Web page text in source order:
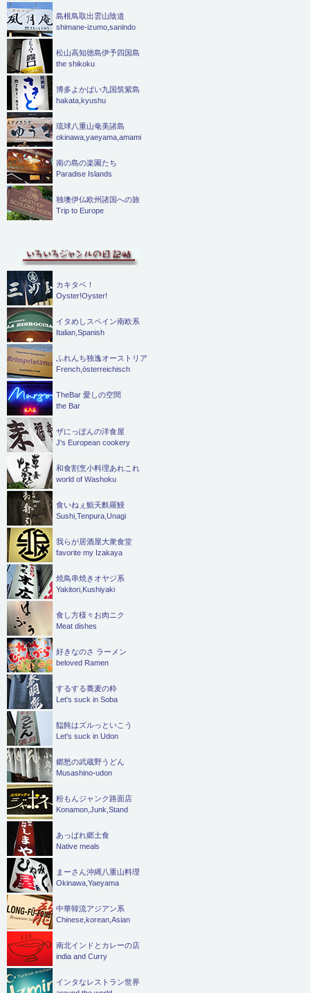
島根鳥取出雲山陰道
shimane-izumo,sanindo
松山高知徳島伊予四国島
the shikoku
博多よかばい九国筑紫島
hakata,kyushu
琉球八重山奄美諸島
okinawa,yaeyama,amami
南の島の楽園たち
Paradise Islands
独墺伊仏欧州諸国への旅
Trip to Europe
カキタベ！
Oyster!Oyster!
イタめしスペイン南欧系
Italian,Spanish
ふれんち独逸オーストリア
French,österreichisch
TheBar 愛しの空間
the Bar
ザにっぽんの洋食屋
J's European cookery
和食割烹小料理あれこれ
world of Washoku
食いねぇ鮨天麩羅鰻
Sushi,Tenpura,Unagi
我らが居酒屋大衆食堂
favorite my Izakaya
焼鳥串焼きオヤジ系
Yakitori,Kushiyaki
食し方様々お肉ニク
Meat dishes
好きなのさ ラーメン
beloved Ramen
するする蕎麦の粋
Let's suck in Soba
饂飩はズルっといこう
Let's suck in Udon
郷愁の武蔵野うどん
Musashino-udon
粉もんジャンク路面店
Konamon,Junk,Stand
あっぱれ郷土食
Native meals
まーさん沖縄八重山料理
Okinawa,Yaeyama
中華韓流アジアン系
Chinese,korean,Asian
南北インドとカレーの店
india and Curry
インタなレストラン世界